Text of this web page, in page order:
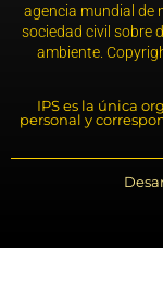
agencia mundial de
sociedad civil sobre
ambiente.
IPS es la única
personal y